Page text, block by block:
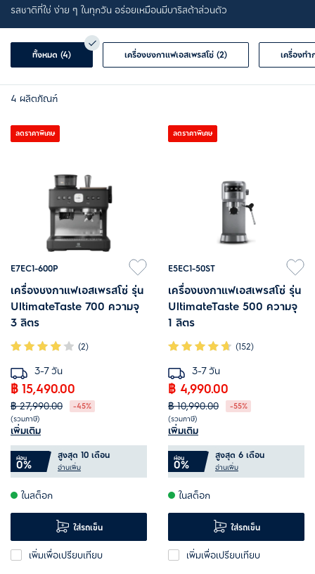
รสชาติที่ใช่ ง่าย ๆ ในทุกวัน อร่อยเหมือนมีบาริสต้าส่วนตัว
ทั้งหมด (4) เครื่องชงกาแฟเอสเพรสโซ่ (2)
4 ผลิตภัณฑ์
ลดราคาพิเศษ
E7EC1-600P
เครื่องชงกาแฟเอสเพรสโซ่ รุ่น
UltimateTaste 700 ความจุ
3 ลิตร
(2)
3-7 วัน
฿ 15,490.00
฿ 27,990.00
-45%
(รวมภาษี)
ระบบทำความร้อนแยกอิสระ รักษา
ระดับความร้อนให้คงที่
ชงกาแฟได้หอมอร่อยเหมือนมือ
อาชีพ
พร้อมที่บดเมล็ดกาแฟในตัว ปรับ
ความละเอียดได้ 30 ระดับ
เพิ่มเติม
ผ่อน
0%
สูงสุด 10 เดือน
อ่านเพิ่ม
ในสต็อก
ใส่รถเข็น
เพิ่มเพื่อเปรียบเทียบ
ลดราคาพิเศษ
E5EC1-50ST
เครื่องชงกาแฟเอสเพรสโซ่ รุ่น
UltimateTaste 500 ความจุ
1 ลิตร
(152)
3-7 วัน
฿ 4,990.00
฿ 10,990.00
-55%
(รวมภาษี)
ระบบ Thermoblock ควบคุม
อุณหภูมิการชงจึงได้รสชาติเอส
เพรสโซ่ที่ยอดเยี่ยม
แรงดัน 15 บาร์ เหมาะกับเอสเพรส
โซ่แท้ๆ
ถ้วยกรอง 2-in-1 ขนาด 1 ช็อต
รองรับ E.S.E pod และ 2 ช็อต
เพิ่มเติม
ผ่อน
0%
สูงสุด 6 เดือน
อ่านเพิ่ม
ในสต็อก
ใส่รถเข็น
เพิ่มเพื่อเปรียบเทียบ